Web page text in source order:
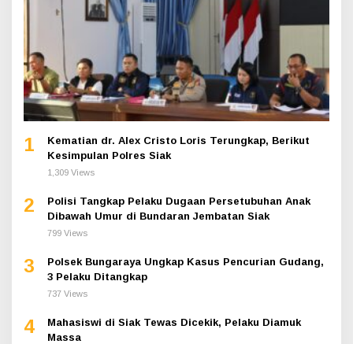
1
Kematian dr. Alex Cristo Loris Terungkap, Berikut
Kesimpulan Polres Siak
1,309 Views
2
Polisi Tangkap Pelaku Dugaan Persetubuhan Anak
Dibawah Umur di Bundaran Jembatan Siak
799 Views
3
Polsek Bungaraya Ungkap Kasus Pencurian Gudang,
3 Pelaku Ditangkap
737 Views
4
Mahasiswi di Siak Tewas Dicekik, Pelaku Diamuk
Massa